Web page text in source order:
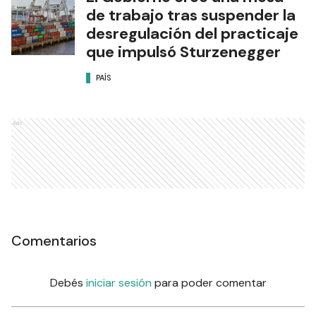
de trabajo tras suspender la
desregulación del practicaje
que impulsó Sturzenegger
PAÍS
Ads
Comentarios
Debés iniciar sesión para poder comentar